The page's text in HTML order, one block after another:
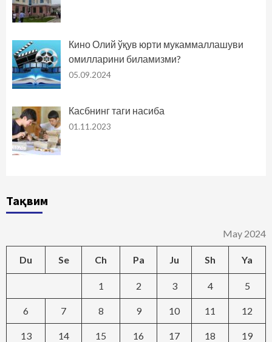
Кино Олий ўқув юрти мукаммаллашуви
омилларини биламизми?
05.09.2024
Касбнинг таги насиба
01.11.2023
Тақвим
May 2024
Du Se Ch Pa Ju Sh Ya
1 2 3 4 5
6 7 8 9 10 11 12
13 14 15 16 17 18 19